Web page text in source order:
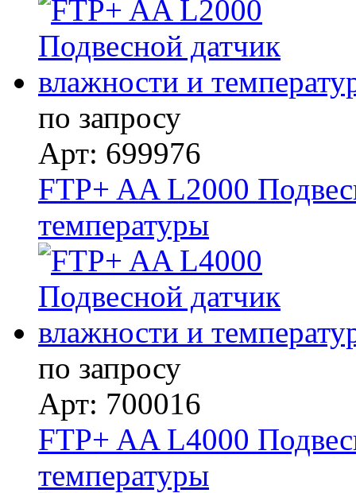
по запросу
Арт: 699976
FTP+ AA L2000
температуры
по запросу
Арт: 700016
FTP+ AA L4000
температуры